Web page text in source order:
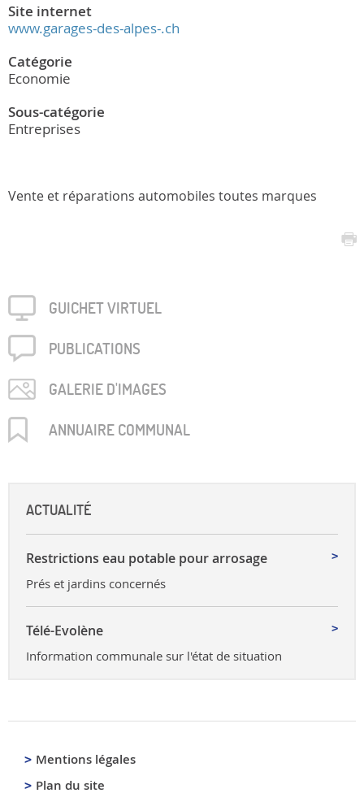
Site internet
www.garages-des-alpes-.ch
Catégorie
Economie
Sous-catégorie
Entreprises
Vente et réparations automobiles toutes marques
GUICHET VIRTUEL
PUBLICA­TIONS
GALERIE D'IMAGES
ANNUAIRE COMMUNAL
ACTUALITÉ
Restrictions eau potable pour arrosage
Prés et jardins concernés
Télé-Evolène
Information communale sur l'état de situation
Mentions légales
Plan du site